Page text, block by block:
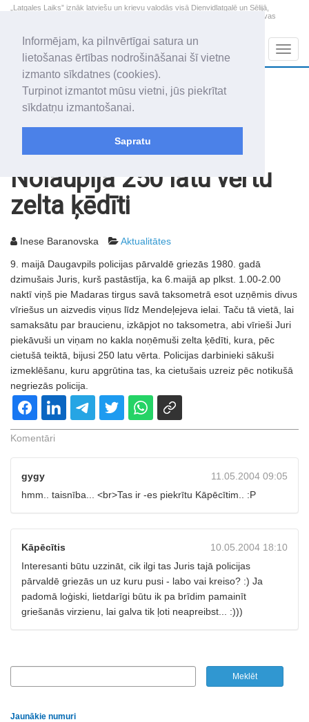
Informējam, ka pilnvērtīgai satura un
lietošanas ērtības nodrošināšanai šī vietne
izmanto sīkdatnes (cookies).
Turpinot izmantot mūsu vietni, jūs piekrītat
sīkdatņu izmantošanai.
Sapratu
„Latgales Laiks” iznāk latviešu un krievu valodās visā Dienvidlatgalē un Sēlijā,
„Latgales Laiks” latviešu valodā aptver Daugavpils valstspilsētu, Augšdaugavas
2026. gada 7. augusts
Piektdiena
Alfrēds, Fredis, Madars
+21.1
Nolaupīja 250 latu vērtu
zelta ķēdīti
Inese Baranovska Aktualitātes
9. maijā Daugavpils policijas pārvaldē griezās 1980. gadā
dzimušais Juris, kurš pastāstīja, ka 6.maijā ap plkst. 1.00-2.00
naktī viņš pie Madaras tirgus savā taksometrā esot uzņēmis divus
vīriešus un aizvedis viņus līdz Mendeļejeva ielai. Taču tā vietā, lai
samaksātu par braucienu, izkāpjot no taksometra, abi vīrieši Juri
piekāvuši un viņam no kakla noņēmuši zelta ķēdīti, kura, pēc
cietušā teiktā, bijusi 250 latu vērta. Policijas darbinieki sākuši
izmeklēšanu, kuru apgrūtina tas, ka cietušais uzreiz pēc notikušā
negriezās policija.
Komentāri
11.05.2004 09:05
gygy
hmm.. taisnība... <br>Tas ir -es piekrītu Kāpēcītim.. :P
10.05.2004 18:10
Kāpēcītis
Interesanti būtu uzzināt, cik ilgi tas Juris tajā policijas
pārvaldē griezās un uz kuru pusi - labo vai kreiso? :) Ja
padomā loģiski, lietdarīgi būtu ik pa brīdim pamainīt
griešanās virzienu, lai galva tik ļoti neapreibst... :)))
Jaunākie numuri